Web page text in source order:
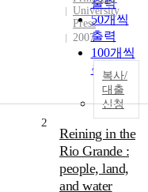
출력
50개씩
출력
100개씩
출력
University
Press
2007
복사/
대출
신청
2
Reining in the
Rio Grande :
people, land,
and water